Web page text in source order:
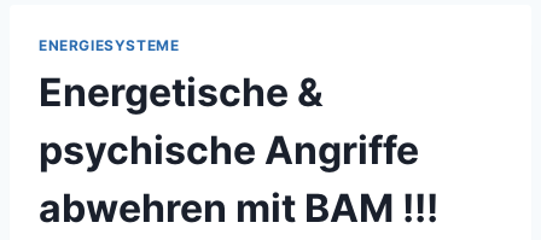
ENERGIESYSTEME
Energetische &
psychische Angriffe
abwehren mit BAM !!!